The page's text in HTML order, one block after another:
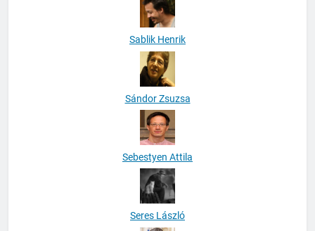
Sablik Henrik
Sándor Zsuzsa
Sebestyen Attila
Seres László